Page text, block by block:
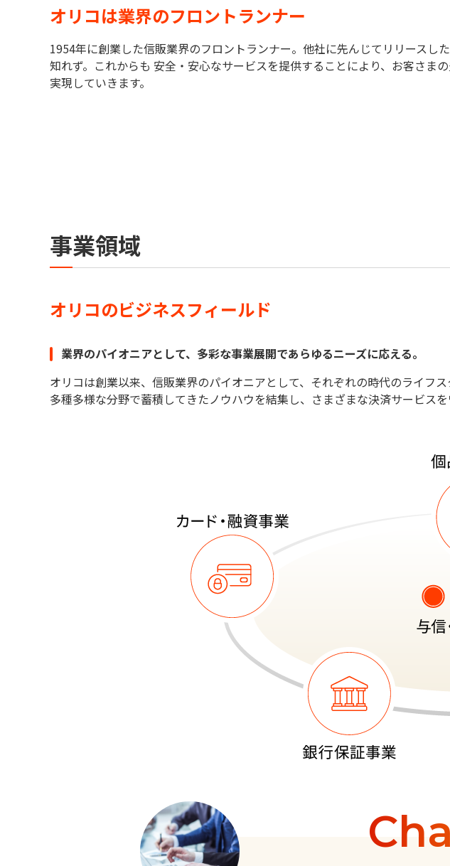
オリコは業界のフロントランナー
1954年に創業した信販業界のフロントランナー。他社に先んじてリリースし
知れず。これからも 安全・安心なサービスを提供することにより、お客さま
実現していきます。
事業領域
オリコのビジネスフィールド
業界のパイオニアとして、多彩な事業展開であらゆるニーズに応える。
オリコは創業以来、信販業界のパイオニアとして、それぞれの時代のライフ
多種多様な分野で蓄積してきたノウハウを結集し、さまざまな決済サービスを